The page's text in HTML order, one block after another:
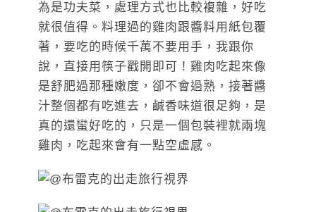
為是功夫菜，處理方式也比較複雜，好吃
就很值得。料理過的雞肉跟醬料用紙包覆
著，要吃的時候千萬不要用手，我跟你
說，直接用筷子戳開即可！雞肉吃起來像
是舒肥過那種嫩度，卻不會過熟，接著醬
汁整個都有吃進去，鹹香味道很足夠，是
真的還蠻好吃的，只是一個包裝裡就兩塊
雞肉，吃起來會有一點空虛感。